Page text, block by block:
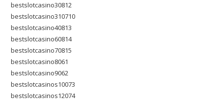
bestslotcasino30812
bestslotcasino310710
bestslotcasino40813
bestslotcasino60814
bestslotcasino70815
bestslotcasino8061
bestslotcasino9062
bestslotcasinos10073
bestslotcasinos12074